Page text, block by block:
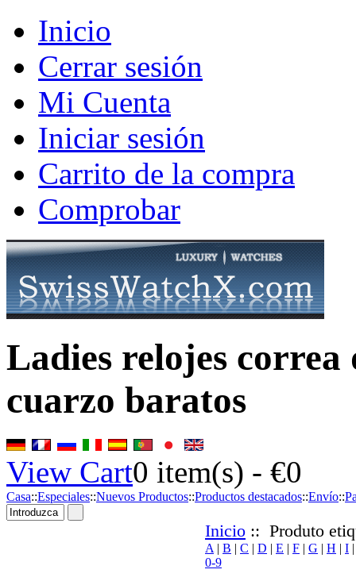
Inicio
Cerrar sesión
Mi Cuenta
Iniciar sesión
Carrito de la compra
Comprobar
Ladies relojes correa
cuarzo baratos
View Cart0 item(s) - €0
Casa::Especiales::Nuevos Productos::Productos destacados::Envío::
Inicio :: Produto
A | B | C | D | E | F | G | H | I
0-9